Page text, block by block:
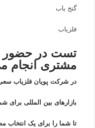
گنج یاب
فلزیاب
تست در حضور
مشتری انجام
در شرکت پویان فلزیاب
بازار‌های بین المللی برای
تا شما را برای یک انتخاب